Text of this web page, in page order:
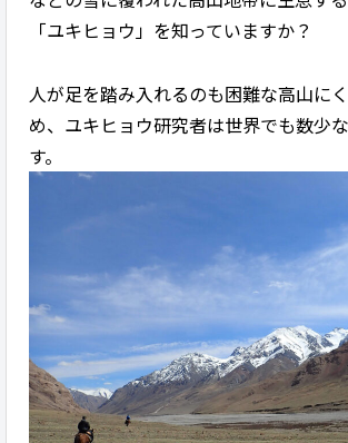
「ユキヒョウ」を知っていますか？
人が足を踏み入れるのも困難な高山に
め、ユキヒョウ研究者は世界でも数少
す。